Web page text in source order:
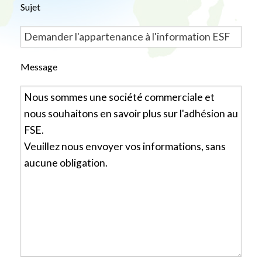
Sujet
Message